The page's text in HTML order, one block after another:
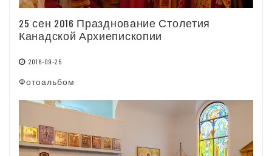
25 сен 2016 Празднование Столетия
Канадской Архиепископии
2016-09-25
Фотоальбом